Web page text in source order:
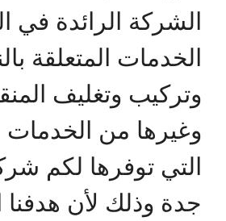
الشركة الرائدة في
الخدمات المتعلقة
وتركيب وتغليف
وغيرها من الخدمات
التي توفرها لكم
جدة وذلك لأن هدفنا